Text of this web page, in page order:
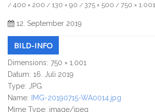
/ 400 × 200 / 130 × 90 / 375 × 500 / 750 × 1.001
12. September 2019
BILD-INFO
Dimensions: 750 × 1.001
Datum: 16. Juli 2019
Type:
JPG
Name:
IMG-20190715-WA0014.jpg
Mime Type: image/jpeg